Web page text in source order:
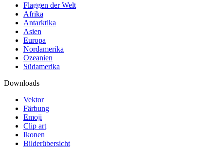
Flaggen der Welt
Afrika
Antarktika
Asien
Europa
Nordamerika
Ozeanien
Südamerika
Downloads
Vektor
Färbung
Emoji
Clip art
Ikonen
Bilderübersicht